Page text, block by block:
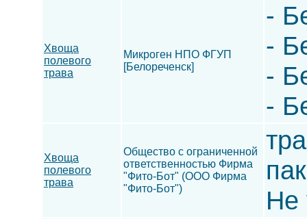
Хвоща
полевого
трава
Микроген НПО ФГУП
[Белореченск]
-
-
-
-
Хвоща
полевого
трава
Общество с ограниченной
ответственностью Фирма
"Фито-Бот" (ООО Фирма
"Фито-Бот")
Не